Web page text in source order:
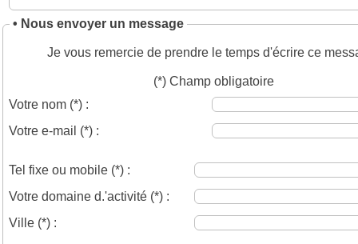
• Nous envoyer un message
Je vous remercie de prendre le temps d'écrire ce
(*) Champ obligatoire
Votre nom (*) :
Votre e-mail (*) :
Tel fixe ou mobile (*) :
Votre domaine d.'activité (*) :
Ville (*) :